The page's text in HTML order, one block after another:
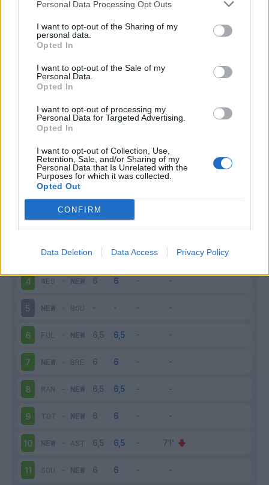
Personal Data Processing Opt Outs
I want to opt-out of the Sharing of my
personal data.
Opted In
I want to opt-out of the Sale of my
Personal Data.
Opted In
I want to opt-out of processing my
Personal Data for Targeted Advertising.
Opted In
I want to opt-out of Collection, Use,
Retention, Sale, and/or Sharing of my
Personal Data that Is Unrelated with the
Purposes for which it was collected.
Opted Out
CONFIRM
Data Deletion Data Access Privacy Policy
1 - 3%
Scarica riepilogo
stagionale
Giornata Voto FV Entrato Uscito
1 NEW-MAN
2 WOL-NEW
NEW-CRY
4 WES - NEW
5 NEW - BOU
6 FUL - NEW
7 NEW - BRE
8 MAN - NEW
9 TOT - NEW
10 NEW - AST
11 SOU - NEW